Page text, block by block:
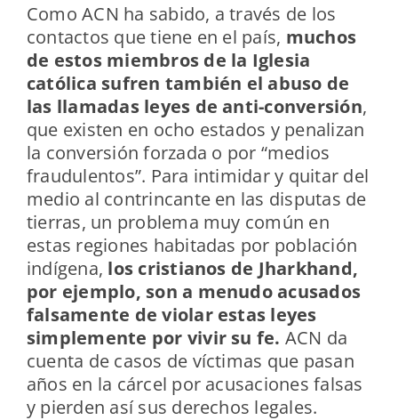
Como ACN ha sabido, a través de los
contactos que tiene en el país, muchos
de estos miembros de la Iglesia
católica sufren también el abuso de
las llamadas leyes de anti-conversión,
que existen en ocho estados y penalizan
la conversión forzada o por “medios
fraudulentos”. Para intimidar y quitar del
medio al contrincante en las disputas de
tierras, un problema muy común en
estas regiones habitadas por población
indígena, los cristianos de Jharkhand,
por ejemplo, son a menudo acusados
falsamente de violar estas leyes
simplemente por vivir su fe. ACN da
cuenta de casos de víctimas que pasan
años en la cárcel por acusaciones falsas
y pierden así sus derechos legales.